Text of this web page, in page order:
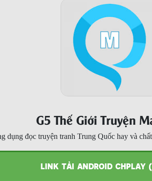
G5 Thế Giới Truyện
dụng đọc truyện tranh Trung Quốc hay và
LINK TẢI ANDROID CHPLAY